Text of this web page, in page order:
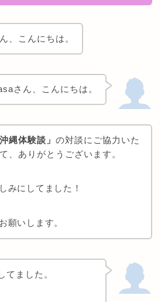
、こんにちは。
さん、こんにちは。
沖縄体験談」 の対談にご協力いた
、ありがとうございます。
みにしてました！
願いします。
てました。